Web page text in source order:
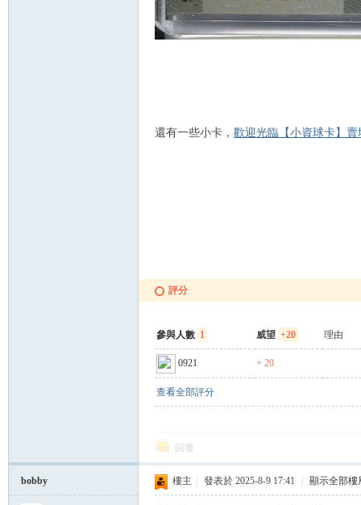
還有一些小卡， 歡迎光臨【小資球卡】賣
評分
參與人數 1 威望 +20 理由
0921 + 20
查看全部評分
回復
bobby 樓主 發表於 2025-8-9 17:41 顯示全部樓